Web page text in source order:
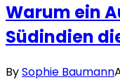
Warum ein
Südindien
BySophie Baumann